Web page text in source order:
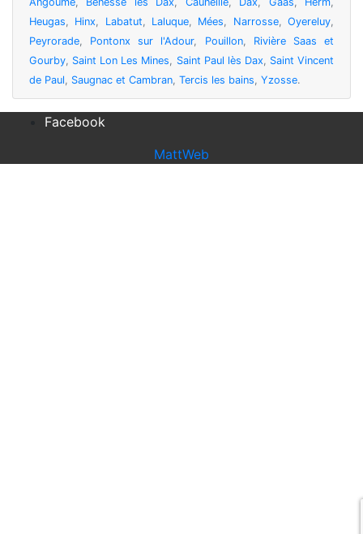
Heugas, Hinx, Labatut, Laluque, Mées, Narrosse,Oyereluy,
Peyrorade, Pontonx sur l'Adour, Pouillon, Rivière Saas et
Gourby, Saint Lon Les Mines, Saint Paul lès Dax, Saint Vincent
de Paul, Saugnac et Cambran, Tercis les bains, Yzosse.
Facebook
MattWeb